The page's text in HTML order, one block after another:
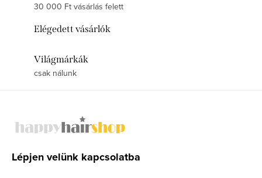
30 000 Ft vásárlás felett
Elégedett vásárlók
Világmárkák
csak nálunk
Lépjen velünk kapcsolatba